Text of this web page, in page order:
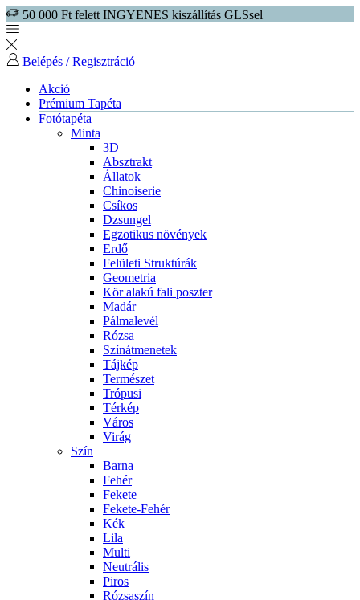
50 000 Ft felett INGYENES kiszállítás GLSsel
Belépés / Regisztráció
Akció
Prémium Tapéta
Fotótapéta
Minta
3D
Absztrakt
Állatok
Chinoiserie
Csíkos
Dzsungel
Egzotikus növények
Erdő
Felületi Struktúrák
Geometria
Kör alakú fali poszter
Madár
Pálmalevél
Rózsa
Színátmenetek
Tájkép
Természet
Trópusi
Térkép
Város
Virág
Szín
Barna
Fehér
Fekete
Fekete-Fehér
Kék
Lila
Multi
Neutrális
Piros
Rózsaszín